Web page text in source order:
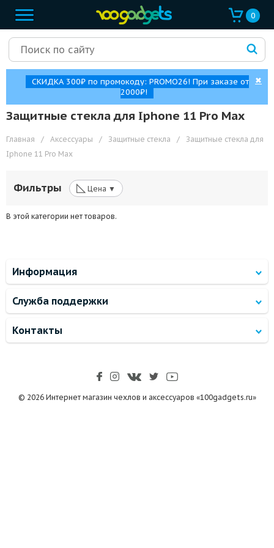
0
СКИДКА 300₽ по промокоду: PROMO26! При заказе от
2000₽!
✖
Защитные стекла для Iphone 11 Pro Max
Главная / Аксессуары / Защитные стекла /
Защитные стекла для
Iphone 11 Pro Max
Фильтры ◺ Цена ▼
В этой категории нет товаров.
Информация
Служба поддержки
Контакты
© 2026 Интернет магазин чехлов и аксессуаров «100gadgets.ru»